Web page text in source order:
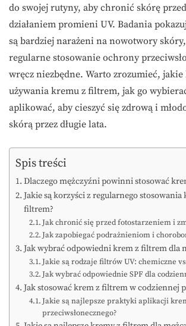
do swojej rutyny, aby chronić skórę
działaniem promieni UV. Badania
są bardziej narażeni na nowotwory
regularne stosowanie ochrony
wręcz niezbędne. Warto zrozumieć, jakie
używania kremu z filtrem, jak go
aplikować, aby cieszyć się zdrową i
skórą przez długie lata.
Spis treści
Dlaczego mężczyźni powinni stosować
Jakie są korzyści z regularnego stosowania
filtrem?
Jak chronić się przed fotostarzeniem i
Jak zapobiegać podrażnieniom i
Jak wybrać odpowiedni krem z filtrem dla
Jakie są rodzaje filtrów UV: chemiczne
Jak wybrać odpowiednie SPF dla
Jak stosować krem z filtrem w codziennej
Jakie są najlepsze praktyki aplikacji
przeciwsłonecznego?